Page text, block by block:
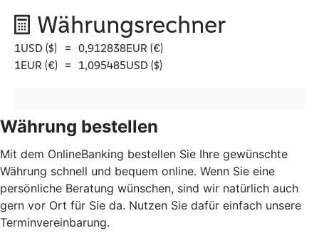
Währung bestellen
Mit dem OnlineBanking bestellen Sie Ihre gewünschte
Währung schnell und bequem online. Wenn Sie eine
persönliche Beratung wünschen, sind wir natürlich auch
gern vor Ort für Sie da. Nutzen Sie dafür einfach unsere
Terminvereinbarung.